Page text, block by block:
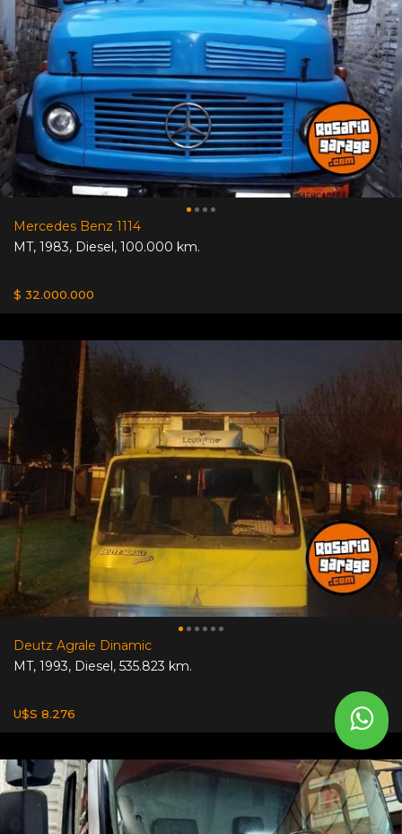
Mercedes Benz 1114
MT, 1983, Diesel, 100.000 km.
$ 32.000.000
Deutz Agrale Dinamic
MT, 1993, Diesel, 535.823 km.
U$S 8.276